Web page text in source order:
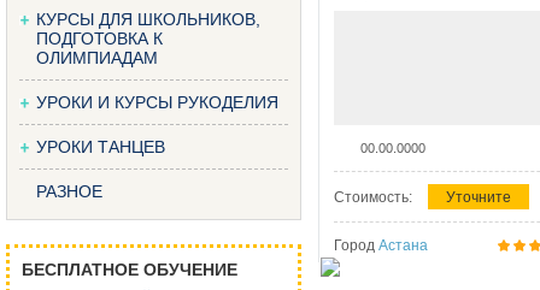
КУРСЫ ДЛЯ ШКОЛЬНИКОВ,
ПОДГОТОВКА К
ОЛИМПИАДАМ
УРОКИ И КУРСЫ РУКОДЕЛИЯ
УРОКИ ТАНЦЕВ
РАЗНОЕ
БЕСПЛАТНОЕ ОБУЧЕНИЕ
00.00.0000
Стоимость: Уточните
Город Астана